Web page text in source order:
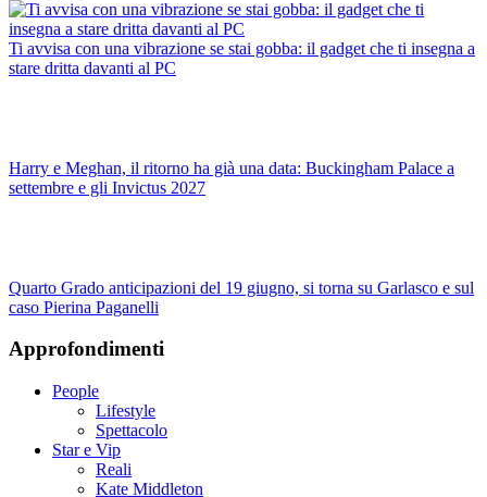
Ti avvisa con una vibrazione se stai gobba: il gadget che ti insegna a
stare dritta davanti al PC
Harry e Meghan, il ritorno ha già una data: Buckingham Palace a
settembre e gli Invictus 2027
Quarto Grado anticipazioni del 19 giugno, si torna su Garlasco e sul
caso Pierina Paganelli
Approfondimenti
People
Lifestyle
Spettacolo
Star e Vip
Reali
Kate Middleton